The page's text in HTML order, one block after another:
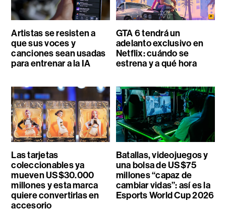
Artistas se resisten a
que sus voces y
canciones sean usadas
para entrenar a la IA
GTA 6 tendrá un
adelanto exclusivo en
Netflix: cuándo se
estrena y a qué hora
Las tarjetas
coleccionables ya
mueven US$30.000
millones y esta marca
quiere convertirlas en
accesorio
Batallas, videojuegos y
una bolsa de US$75
millones “capaz de
cambiar vidas”: así es la
Esports World Cup 2026